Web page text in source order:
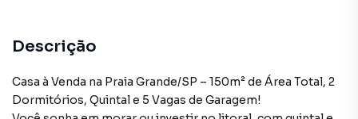
Descrição
Casa à Venda na Praia Grande/SP – 150m² de Área Total, 2
Dormitórios, Quintal e 5 Vagas de Garagem!